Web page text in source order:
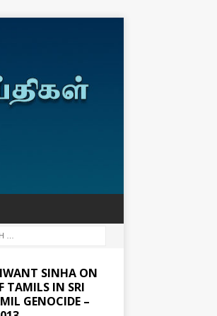
SINHA ON
TAMILS IN SRI
GENOCIDE –